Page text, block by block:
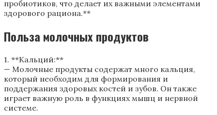
пробиотиков, что делает их важными элементами
здорового рациона.**
Польза молочных продуктов
1. **Кальций:**
— Молочные продукты содержат много кальция,
который необходим для формирования и
поддержания здоровых костей и зубов. Он также
играет важную роль в функциях мышц и нервной
системе.